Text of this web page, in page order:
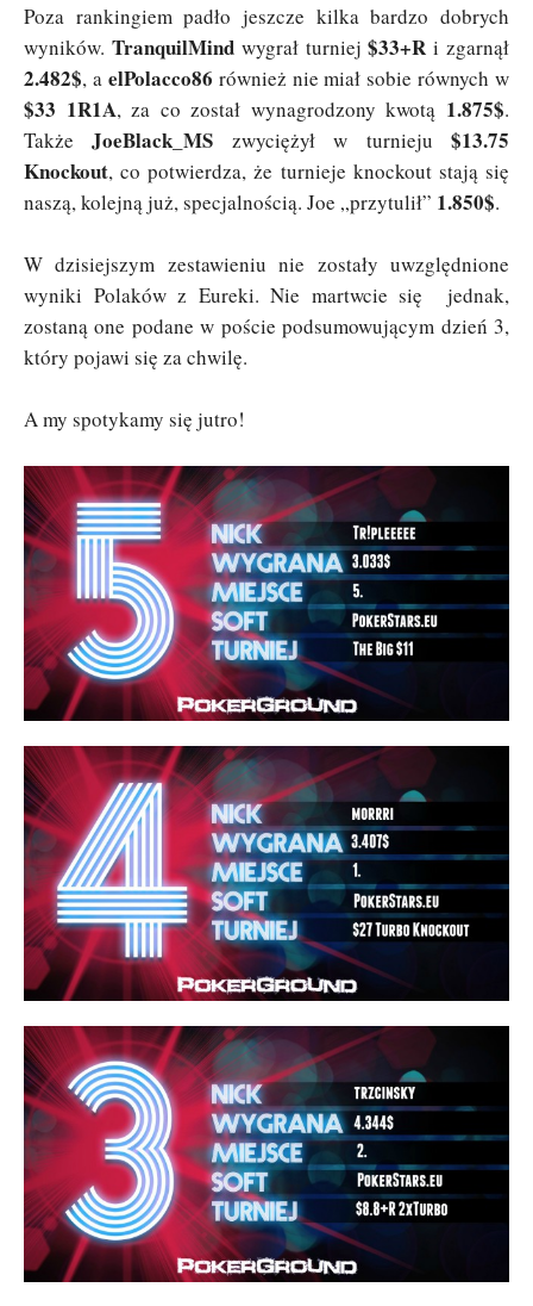
Poza rankingiem padło jeszcze kilka bardzo dobrych
wyników. TranquilMindwygrał turniej$33+R i zgarnął
2.482$, a elPolacco86 również nie miał sobie równych w
$33 1R1A, za co został wynagrodzony kwotą 1.875$.
TakżeJoeBlack_MS zwyciężył w turnieju$13.75
Knockout, co potwierdza, że turnieje knockout stają się
naszą, kolejną już, specjalnością. Joe „przytulił” 1.850$.
W dzisiejszym zestawieniu nie zostały uwzględnione
wyniki Polaków z Eureki. Nie martwcie się jednak,
zostaną one podane w poście podsumowującym dzień 3,
który pojawi się za chwilę.
A my spotykamy się jutro!